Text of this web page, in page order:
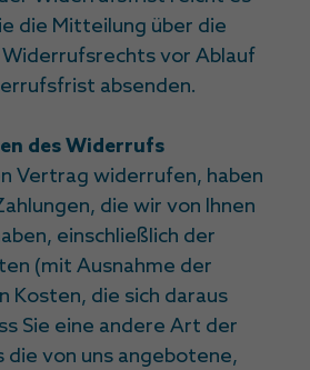
die Mitteilung über die
vor Ablauf
absenden.
des Widerrufs
Vertrag widerrufen, haben
die wir von Ihnen
einschließlich der
(mit Ausnahme der
Kosten, die sich daraus
Sie eine andere Art der
die von uns angebotene,